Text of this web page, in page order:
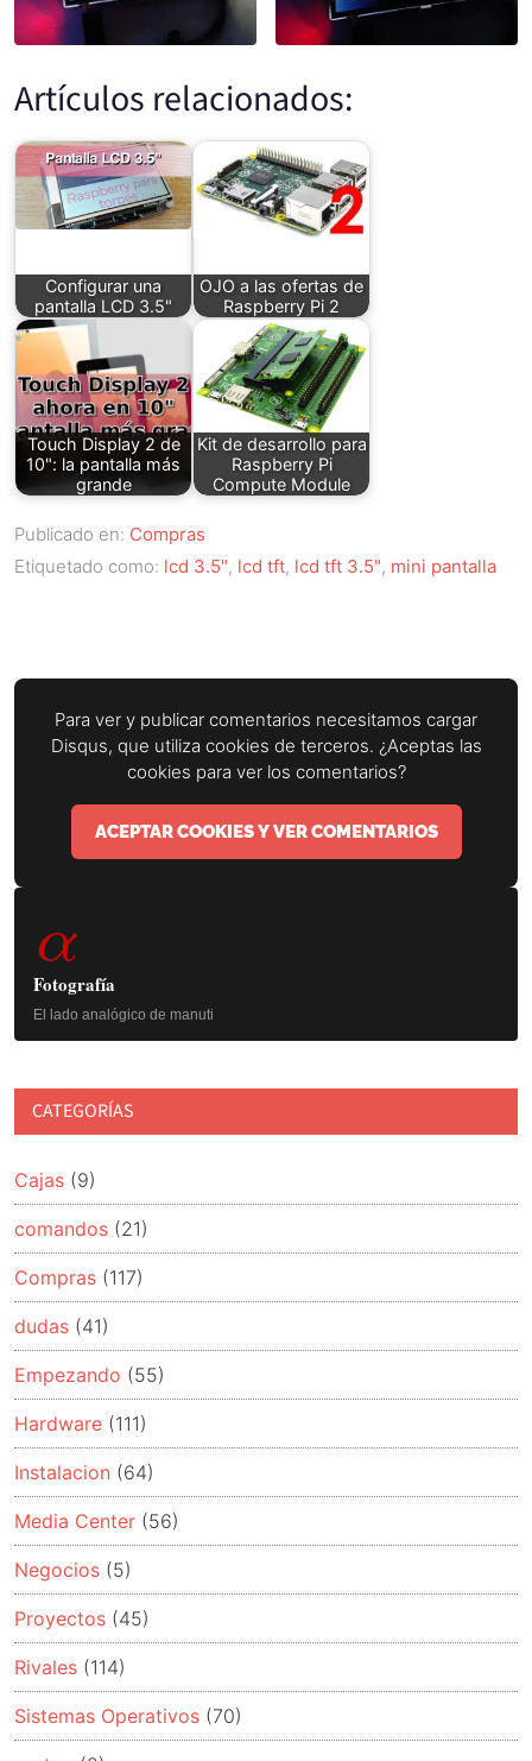
Artículos relacionados:
Configurar una
pantalla LCD 3.5"
OJO a las ofertas de
Raspberry Pi 2
Touch Display 2 de
10": la pantalla más
grande
Kit de desarrollo para
Raspberry Pi
Compute Module
Publicado en: Compras
Etiquetado como: lcd 3.5", lcd tft, lcd tft 3.5", mini pantalla
Para ver y publicar comentarios necesitamos cargar
Disqus, que utiliza cookies de terceros. ¿Aceptas las
cookies para ver los comentarios?
ACEPTAR COOKIES Y VER COMENTARIOS
Barra
lateral
principal
α
Fotografía
El lado analógico de manuti
CATEGORÍAS
Cajas (9)
comandos (21)
Compras (117)
dudas (41)
Empezando (55)
Hardware (111)
Instalacion (64)
Media Center (56)
Negocios (5)
Proyectos (45)
Rivales (114)
Sistemas Operativos (70)